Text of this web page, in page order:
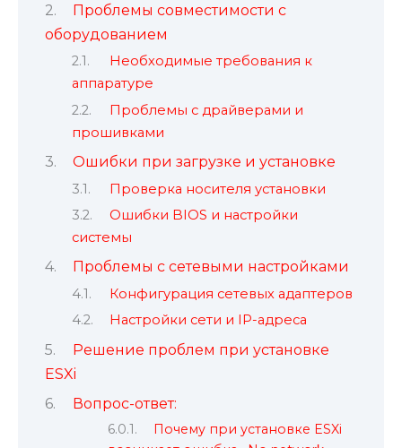
Проблемы совместимости с
оборудованием
Необходимые требования к
аппаратуре
Проблемы с драйверами и
прошивками
Ошибки при загрузке и установке
Проверка носителя установки
Ошибки BIOS и настройки
системы
Проблемы с сетевыми настройками
Конфигурация сетевых адаптеров
Настройки сети и IP-адреса
Решение проблем при установке
ESXi
Вопрос-ответ:
Почему при установке ESXi